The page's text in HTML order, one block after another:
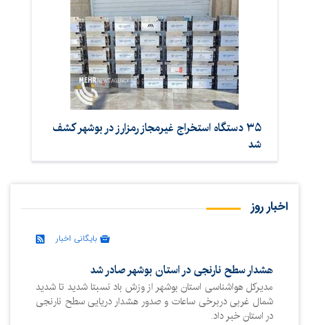
۳۵ دستگاه استخراج غیرمجاز رمزارز در بوشهر کشف
شد
اخبار روز
بایگانی اخبار
هشدار سطح نارنجی در استان بوشهر صادر شد
مدیرکل هواشناسی استان بوشهر از وزش باد نسبتا شدید تا شدید
شمال غربی دربرخی ساعات و صدور هشدار دریایی سطح نارنجی
در استان خبر داد.